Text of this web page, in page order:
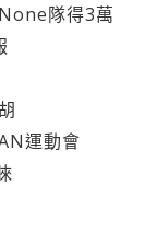
隊得3萬
運動會